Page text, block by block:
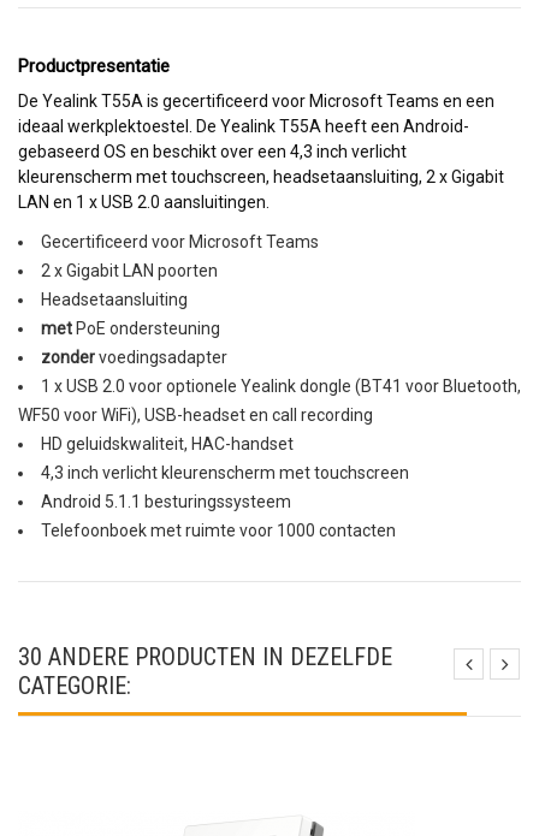
Productpresentatie
De Yealink T55A is gecertificeerd voor Microsoft Teams en een
ideaal werkplektoestel. De Yealink T55A heeft een Android-
gebaseerd OS en beschikt over een 4,3 inch verlicht
kleurenscherm met touchscreen, headsetaansluiting, 2 x Gigabit
LAN en 1 x USB 2.0 aansluitingen.
Gecertificeerd voor Microsoft Teams
2 x Gigabit LAN poorten
Headsetaansluiting
met PoE ondersteuning
zondervoedingsadapter
1 x USB 2.0 voor optionele Yealink dongle (BT41 voor Bluetooth,
WF50 voor WiFi), USB-headset en call recording
HD geluidskwaliteit, HAC-handset
4,3 inch verlicht kleurenscherm met touchscreen
Android 5.1.1 besturingssysteem
Telefoonboek met ruimte voor 1000 contacten
30 ANDERE PRODUCTEN IN DEZELFDE
CATEGORIE: